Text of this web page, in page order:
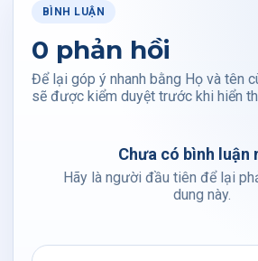
BÌNH LUẬN
0 phản hồi
Để lại góp ý nhanh bằng Họ và tên
sẽ được kiểm duyệt trước khi hiển
Chưa có bình luận
Hãy là người đầu tiên để lại
dung này.